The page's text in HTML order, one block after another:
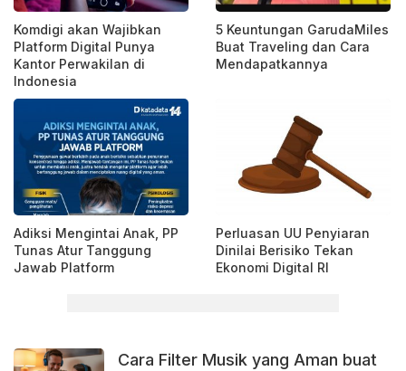
Komdigi akan Wajibkan
Platform Digital Punya
Kantor Perwakilan di
Indonesia
5 Keuntungan GarudaMiles
Buat Traveling dan Cara
Mendapatkannya
Adiksi Mengintai Anak, PP
Tunas Atur Tanggung
Jawab Platform
Perluasan UU Penyiaran
Dinilai Berisiko Tekan
Ekonomi Digital RI
Cara Filter Musik yang Aman buat